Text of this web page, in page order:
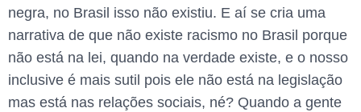
negra, no Brasil isso não existiu. E aí se cria uma
narrativa de que não existe racismo no Brasil porque
não está na lei, quando na verdade existe, e o nosso
inclusive é mais sutil pois ele não está na legislação
mas está nas relações sociais, né? Quando a gente